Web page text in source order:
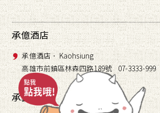
承億酒店
承億酒店． Kaohsiung
高雄市前鎮區林森四路189號 07-3333-999
承藝術